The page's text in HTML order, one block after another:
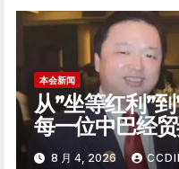
本会新闻
从”坐等红利”
每一位中巴经
8 月 4, 2026